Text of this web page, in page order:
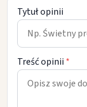
Tytuł opinii
Treść opinii *